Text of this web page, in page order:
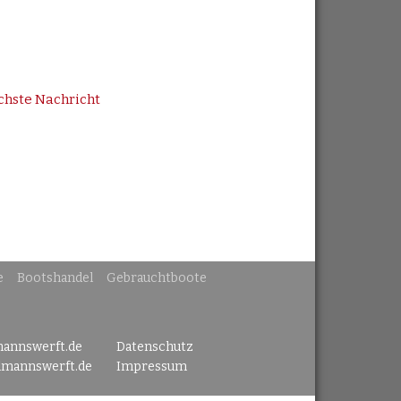
Nachricht
Bootshandel
Gebrauchtboote
Datenschutz
Impressum